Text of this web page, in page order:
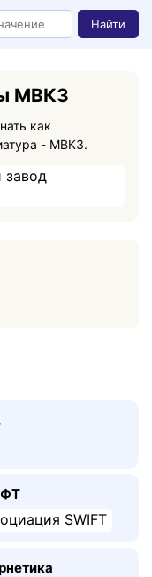
Найти
МВКЗ
как
расшифровывается данная аббревиатура - МВКЗ.
завод
SWIFT